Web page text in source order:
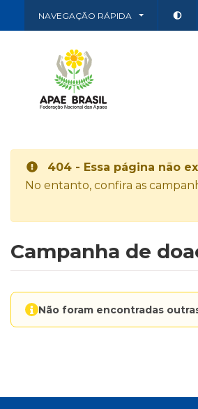
NAVEGAÇÃO RÁPIDA
404 - Essa página não
No entanto, confira as
Campanha de
Não foram encontradas